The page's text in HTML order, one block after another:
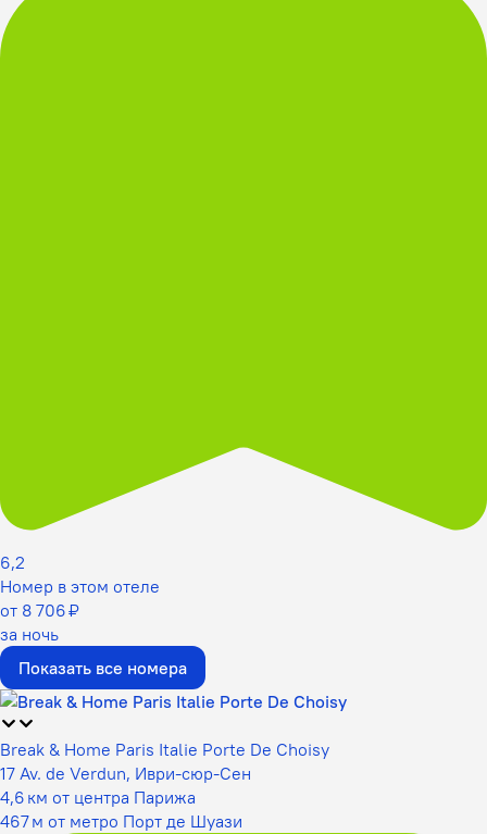
6,2
Номер в этом отеле
от 8 706 ₽
за ночь
Показать все номера
Break & Home Paris Italie Porte De Choisy
17 Av. de Verdun, Иври-сюр-Сен
4,6 км от центра Парижа
467 м от метро Порт де Шуази